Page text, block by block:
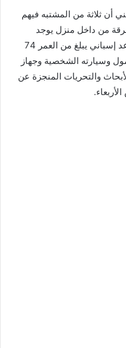
أن ثلاثة من المشتبه فيهم
سرقة من داخل منزل يوجد
بضواحي مدينة المضيق، يشغله متقاعد إسباني يبلغ من العمر 74
وسيارته الشخصية وجهاز
والتحريات المنجزة عن